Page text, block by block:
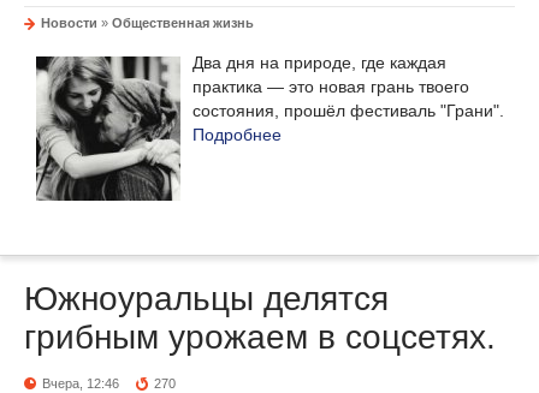
Новости » Общественная жизнь
Два дня на природе, где каждая
практика — это новая грань твоего
состояния, прошёл фестиваль "Грани".
Подробнее
Южноуральцы делятся
грибным урожаем в соцсетях.
Вчера, 12:46 270